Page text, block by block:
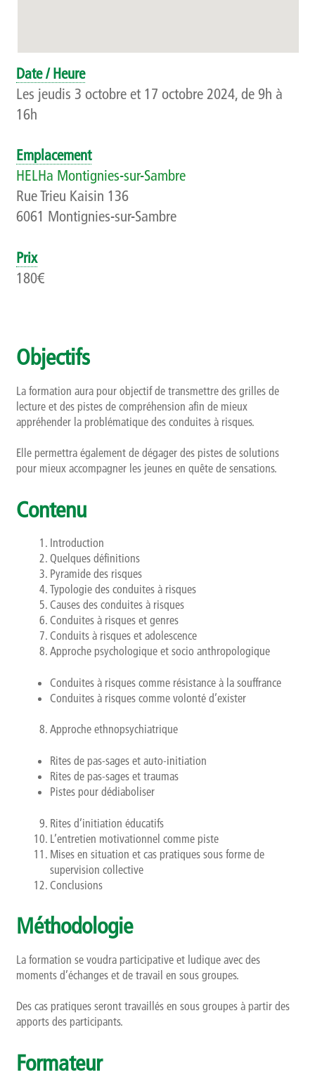
Publications
Événements
Qui sommes-nous ?
Présentation
Rapports d’activités
Finalités, objectifs et balises déontologiques
Date / Heure
Les jeudis 3 octobre et 17 octobre 2024, de 9h à
16h
Emplacement
HELHa Montignies-sur-Sambre
Rue Trieu Kaisin 136
6061 Montignies-sur-Sambre
Prix
180€
Objectifs
La formation aura pour objectif de transmettre des grilles de
lecture et des pistes de compréhension afin de mieux
appréhender la problématique des conduites à risques.
Elle permettra également de dégager des pistes de solutions
pour mieux accompagner les jeunes en quête de sensations.
Contenu
Introduction
Quelques définitions
Pyramide des risques
Typologie des conduites à risques
Causes des conduites à risques
Conduites à risques et genres
Conduits à risques et adolescence
Approche psychologique et socio anthropologique
Conduites à risques comme résistance à la souffrance
Conduites à risques comme volonté d’exister
Approche ethnopsychiatrique
Rites de pas-sages et auto-initiation
Rites de pas-sages et traumas
Pistes pour dédiaboliser
Rites d’initiation éducatifs
L’entretien motivationnel comme piste
Mises en situation et cas pratiques sous forme de
supervision collective
Conclusions
Méthodologie
La formation se voudra participative et ludique avec des
moments d’échanges et de travail en sous groupes.
Des cas pratiques seront travaillés en sous groupes à partir des
apports des participants.
Formateur